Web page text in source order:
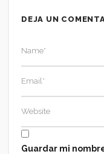
DEJA UN
Guardar mi